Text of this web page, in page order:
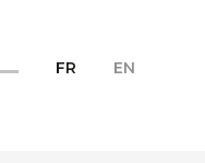
FR EN